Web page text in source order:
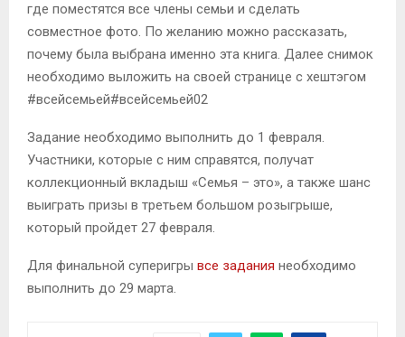
где поместятся все члены семьи и сделать
совместное фото. По желанию можно рассказать,
почему была выбрана именно эта книга. Далее снимок
необходимо выложить на своей странице с хештэгом
#всейсемьей#всейсемьей02
Задание необходимо выполнить до 1 февраля.
Участники, которые с ним справятся, получат
коллекционный вкладыш «Семья – это», а также шанс
выиграть призы в третьем большом розыгрыше,
который пройдет 27 февраля.
Для финальной суперигры все задания необходимо
выполнить до 29 марта.